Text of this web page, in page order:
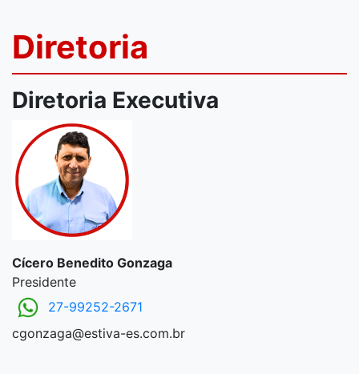
Diretoria
Diretoria Executiva
Cícero Benedito Gonzaga
Presidente
27-99252-2671
cgonzaga@estiva-es.com.br